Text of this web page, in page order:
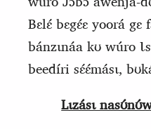
Bɛlɛ́ bɛgɛ́ɛ yoorá gɛ
bánzɩnáa kʊ wúro
beedíri sɛ́ɛ́másɩ,
Lɩzásɩ